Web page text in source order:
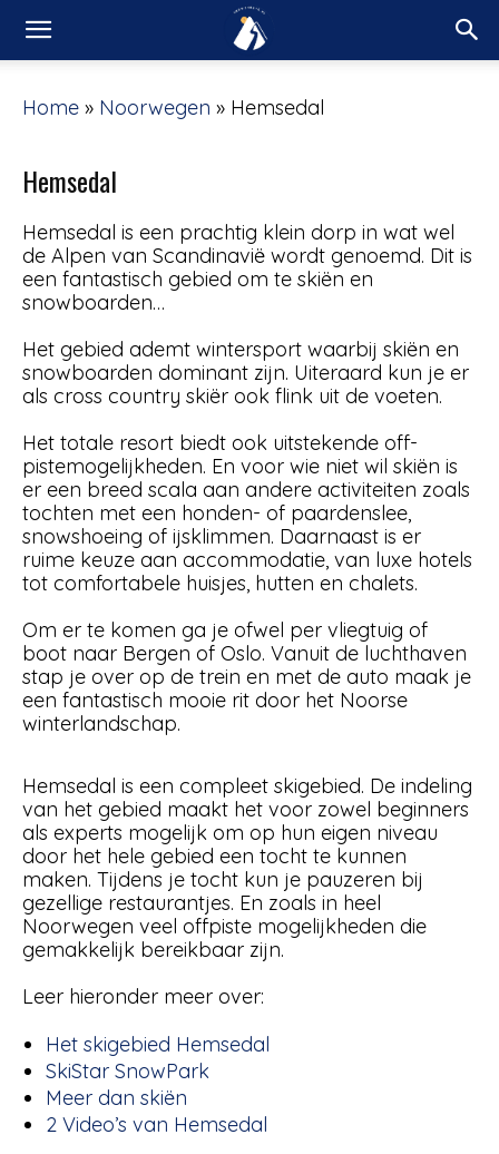
Home » Noorwegen » Hemsedal
Hemsedal
Hemsedal is een prachtig klein dorp in wat wel
de Alpen van Scandinavië wordt genoemd. Dit is
een fantastisch gebied om te skiën en
snowboarden…
Het gebied ademt wintersport waarbij skiën en
snowboarden dominant zijn. Uiteraard kun je er
als cross country skiër ook flink uit de voeten.
Het totale resort biedt ook uitstekende off-
pistemogelijkheden. En voor wie niet wil skiën is
er een breed scala aan andere activiteiten zoals
tochten met een honden- of paardenslee,
snowshoeing of ijsklimmen. Daarnaast is er
ruime keuze aan accommodatie, van luxe hotels
tot comfortabele huisjes, hutten en chalets.
Om er te komen ga je ofwel per vliegtuig of
boot naar Bergen of Oslo. Vanuit de luchthaven
stap je over op de trein en met de auto maak je
een fantastisch mooie rit door het Noorse
winterlandschap.
Hemsedal is een compleet skigebied. De indeling
van het gebied maakt het voor zowel beginners
als experts mogelijk om op hun eigen niveau
door het hele gebied een tocht te kunnen
maken. Tijdens je tocht kun je pauzeren bij
gezellige restaurantjes. En zoals in heel
Noorwegen veel offpiste mogelijkheden die
gemakkelijk bereikbaar zijn.
Leer hieronder meer over:
Het skigebied Hemsedal
SkiStar SnowPark
Meer dan skiën
2 Video’s van Hemsedal